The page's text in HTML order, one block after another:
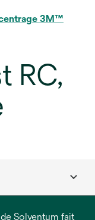
3M™
RC,
Solventum fait